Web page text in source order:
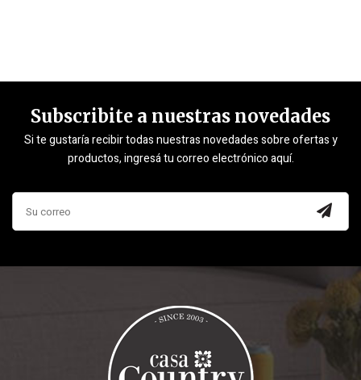
Subscribite a nuestras novedades
Si te gustaría recibir todas nuestras novedades sobre ofertas y
productos, ingresá tu correo electrónico aquí.